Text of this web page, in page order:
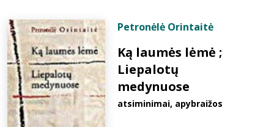
Petronėlė Orintaitė
Ką laumės lėmė ;
Liepalotų
medynuose
atsiminimai, apybraižos